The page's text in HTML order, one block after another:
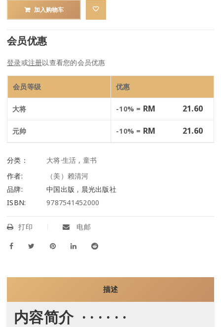
加入购物车
会员优惠
登录或注册以查看您的会员优惠
会员等级 优惠
大将 -10% = RM 21.60
元帅 -10% = RM 21.60
分类： 大将·生活 , 童书
作者:
（美）赖清河
品牌:
中国出版 , 晨光出版社
ISBN:
9787541452000
打印 电邮
描述
内容简介 · · · · · ·